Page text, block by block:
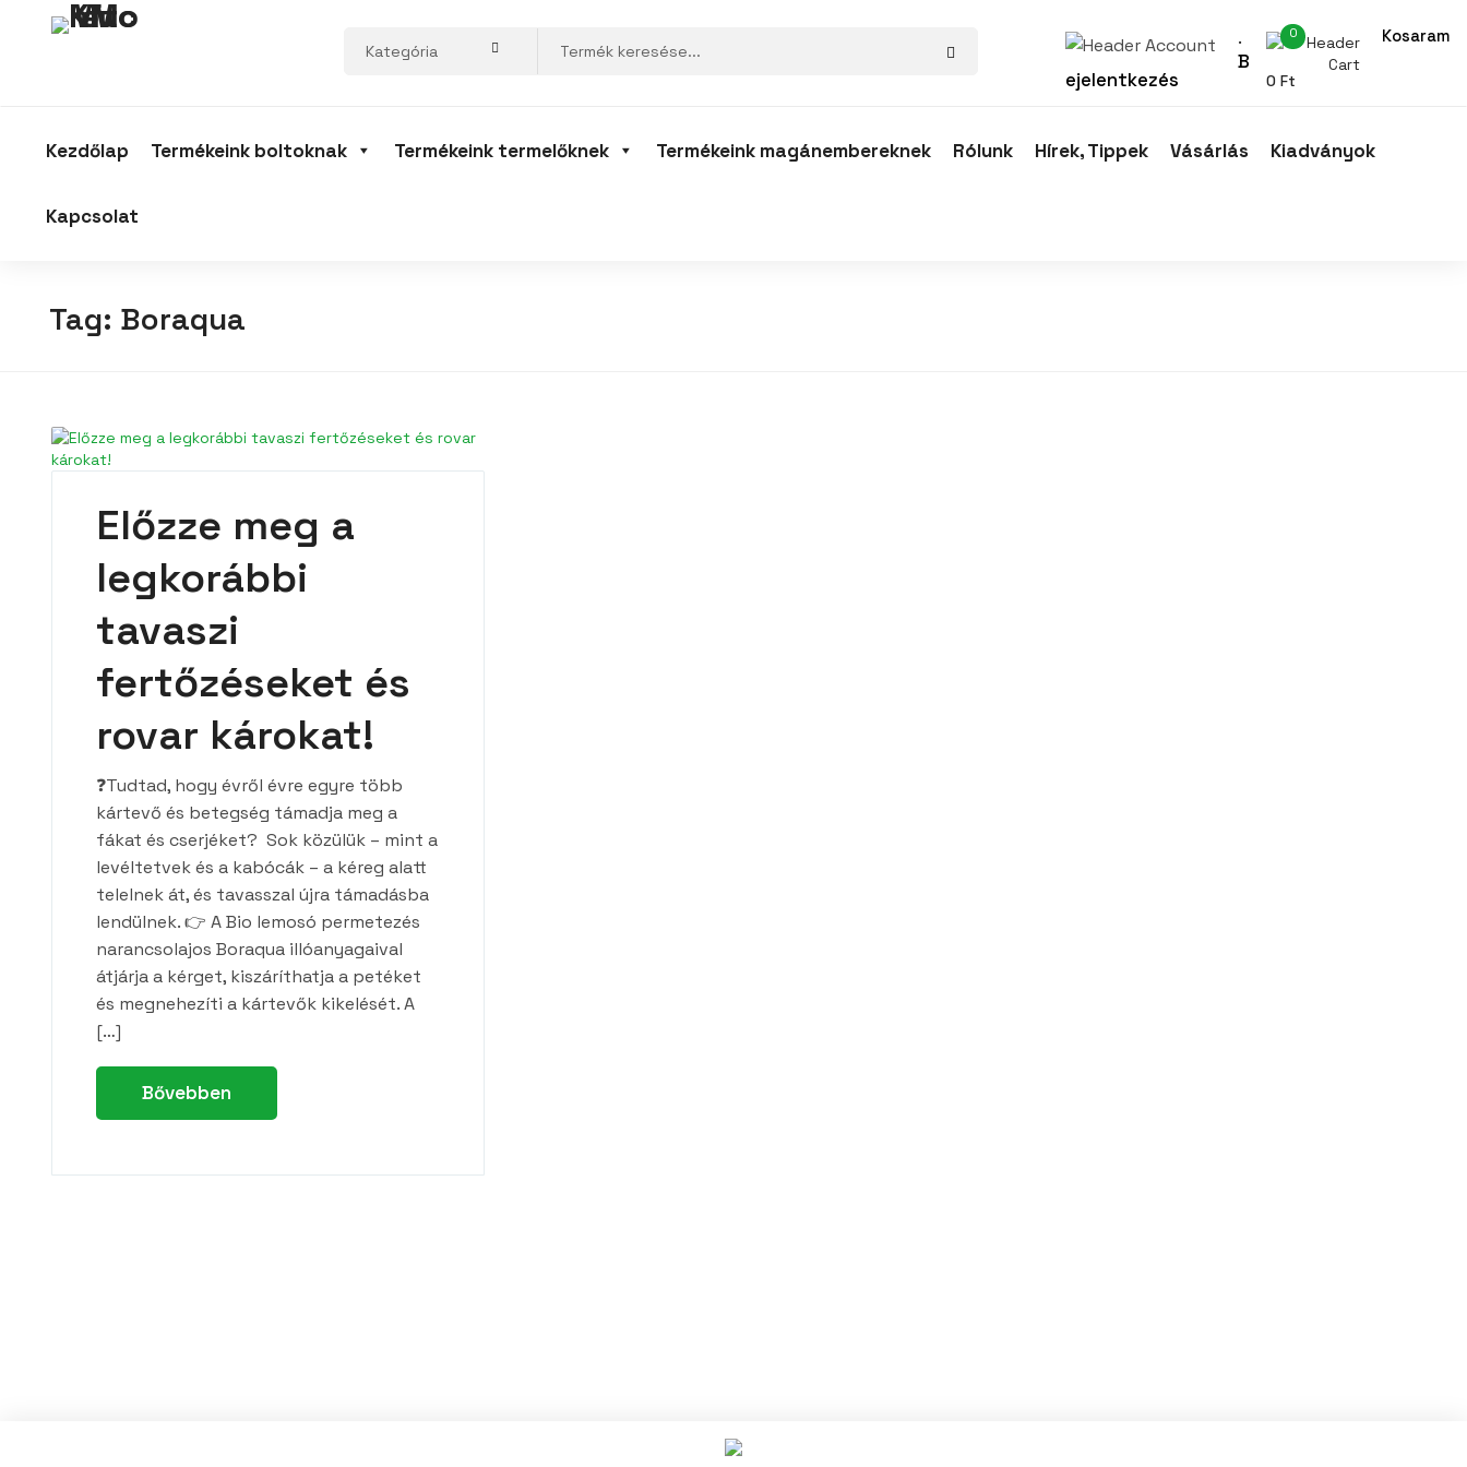
.
B
ejelentkezés
0 Kosaram
0Ft
Kezdőlap Termékeink boltoknak Termékeink termelőknek Termékeink magánembereknek Rólunk Hírek, Tippek Vásárlás Kiadványok
Kapcsolat
Tag: Boraqua
Előzze meg a
legkorábbi
tavaszi
fertőzéseket és
rovar károkat!
❓Tudtad, hogy évről évre egyre több
kártevő és betegség támadja meg a
fákat és cserjéket? Sok közülük – mint a
levéltetvek és a kabócák – a kéreg alatt
telelnek át, és tavasszal újra támadásba
lendülnek. 👉 A Bio lemosó permetezés
narancsolajos Boraqua illóanyagaival
átjárja a kérget, kiszáríthatja a petéket
és megnehezíti a kártevők kikelését. A
[…]
Bővebben